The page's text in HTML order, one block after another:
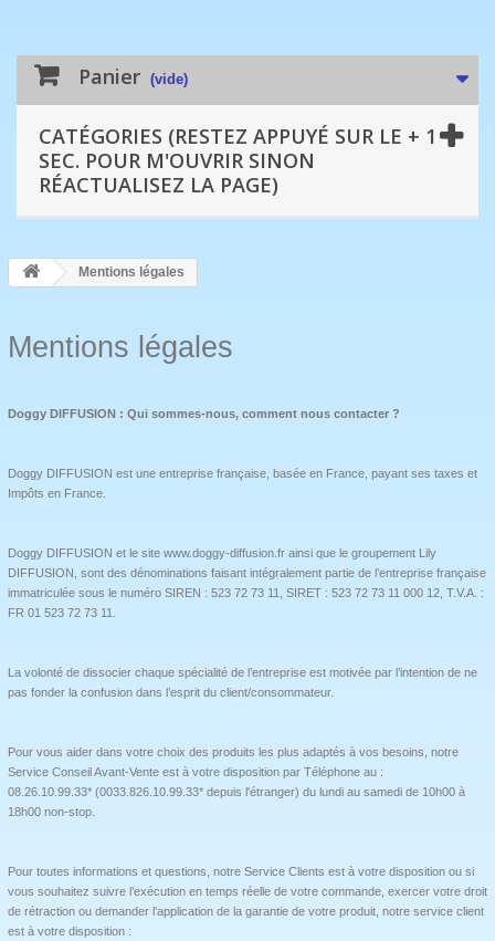
Panier (vide)
CATÉGORIES (RESTEZ APPUYÉ SUR LE + 1
SEC. POUR M'OUVRIR SINON
RÉACTUALISEZ LA PAGE)
Mentions légales
Mentions légales
Doggy DIFFUSION : Qui sommes-nous, comment nous contacter ?
Doggy DIFFUSION est une entreprise française, basée en France, payant ses taxes et
Impôts en France.
Doggy DIFFUSION et le site www.doggy-diffusion.fr ainsi que le groupement Lily
DIFFUSION, sont des dénominations faisant intégralement partie de l’entreprise française
immatriculée sous le numéro SIREN : 523 72 73 11, SIRET : 523 72 73 11 000 12, T.V.A. :
FR 01 523 72 73 11.
La volonté de dissocier chaque spécialité de l’entreprise est motivée par l’intention de ne
pas fonder la confusion dans l’esprit du client/consommateur.
Pour vous aider dans votre choix des produits les plus adaptés à vos besoins, notre
Service Conseil Avant-Vente est à votre disposition par Téléphone au :
08.26.10.99.33* (0033.826.10.99.33* depuis l'étranger) du lundi au samedi de 10h00 à
18h00 non-stop.
Pour toutes informations et questions, notre Service Clients est à votre disposition ou si
vous souhaitez suivre l’exécution en temps réelle de votre commande, exercer votre droit
de rétraction ou demander l’application de la garantie de votre produit, notre service client
est à votre disposition :